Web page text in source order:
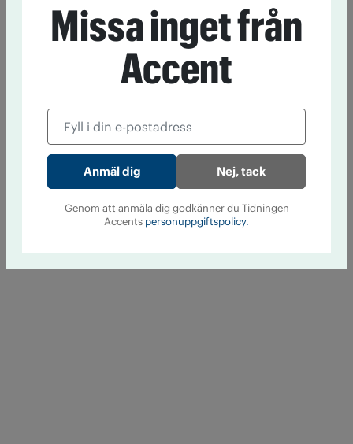
Missa inget från
Accent
Nej, tack
Genom att anmäla dig godkänner du Tidningen
Accents personuppgiftspolicy.